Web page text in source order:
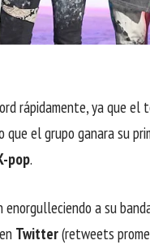
rápidamente, ya que el
que el grupo ganara su
pop.
enorgulleciendo a su
Twitter(retweets